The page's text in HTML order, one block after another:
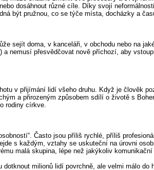
dosáhnout různé cíle. Díky svojí
být pružnou, co se týče místa, docházky a
sejít doma, v kanceláři, v obchodu nebo na
a nemusí přesvědčovat nově příchozí, aby
v přijímání lidí všeho druhu. Když je člověk
a přirozeným způsobem sdílí o životě s
rodiny církve.
Často jsou příliš rychlé, příliš
s každým, vztahy se uskuteční na úrovni
malá skupina, lépe než jakýkoliv
dotknout milionů lidí povrchně, ale velmi málo do